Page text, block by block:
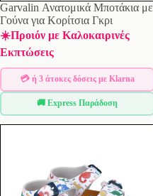
Garvalin Ανατομικά Μποτάκια με
Γούνα για Κορίτσια Γκρι
☀️Προιόν με Καλοκαιρινές
Εκπτώσεις
💳 ή 3 άτοκες δόσεις με Klarna
🚚 Express Παράδοση